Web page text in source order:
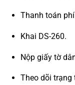
Thanh toán
Khai DS-260.
Nộp giấy tờ
Theo dõi